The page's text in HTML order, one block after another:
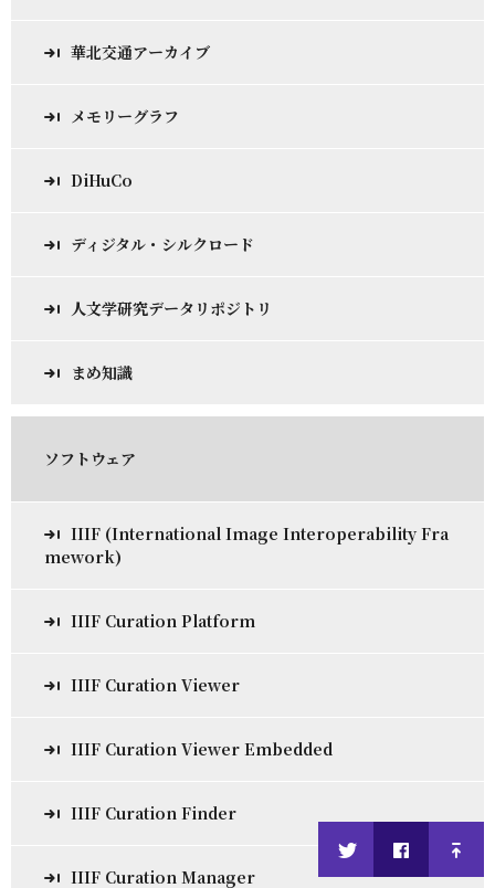
華北交通アーカイブ
メモリーグラフ
DiHuCo
ディジタル・シルクロード
人文学研究データリポジトリ
まめ知識
ソフトウェア
IIIF (International Image Interoperability Fra
mework)
IIIF Curation Platform
IIIF Curation Viewer
IIIF Curation Viewer Embedded
IIIF Curation Finder
IIIF Curation Manager